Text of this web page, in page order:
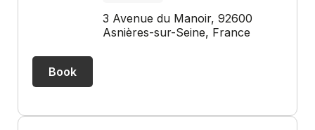
3 Avenue du Manoir, 92600
Asnières-sur-Seine, France
Book